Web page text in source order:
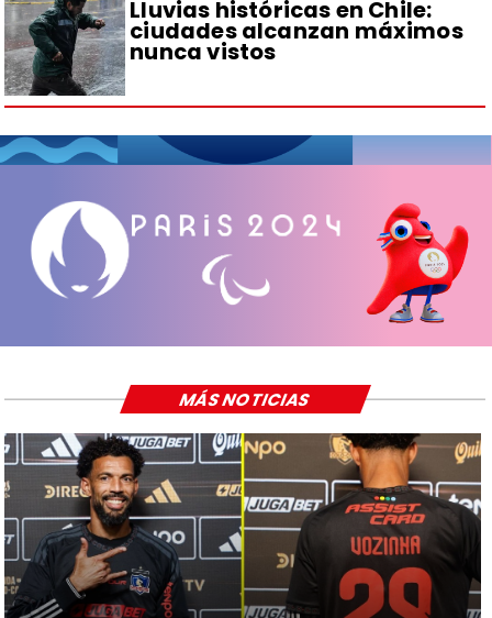
Lluvias históricas en Chile:
ciudades alcanzan máximos
nunca vistos
MÁS NOTICIAS